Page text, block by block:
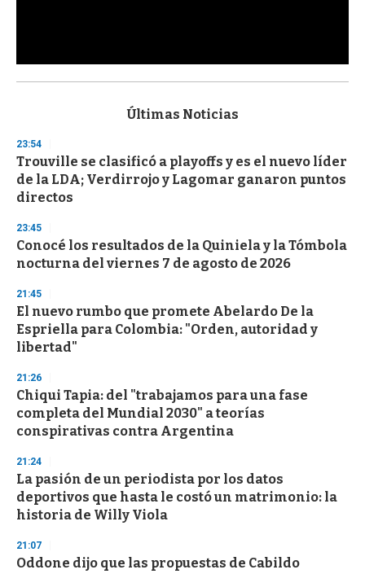
s
d
s
o
f
3
s
e
c
o
d
s
Últimas Noticias
23:54
Trouville se clasificó a playoffs y es el nuevo líder
de la LDA; Verdirrojo y Lagomar ganaron puntos
directos
23:45
Conocé los resultados de la Quiniela y la Tómbola
nocturna del viernes 7 de agosto de 2026
21:45
El nuevo rumbo que promete Abelardo De la
Espriella para Colombia: "Orden, autoridad y
libertad"
21:26
Chiqui Tapia: del "trabajamos para una fase
completa del Mundial 2030" a teorías
conspirativas contra Argentina
21:24
La pasión de un periodista por los datos
deportivos que hasta le costó un matrimonio: la
historia de Willy Viola
21:07
Oddone dijo que las propuestas de Cabildo